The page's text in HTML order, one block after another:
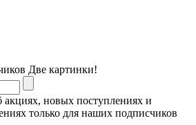
Две картинки!
новых поступлениях и
только для наших подписчиков